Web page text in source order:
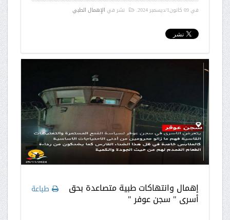
في09 كانون1/ديسمبر 2024 . نشر في الإهمال الطبي
طباعة إهمال وانتهاكات طبية متصاعدة بحق
أسرى " سجن عوفر "